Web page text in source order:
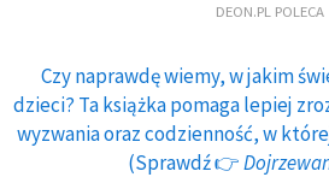
DEON.PL POLECA
Czy naprawdę wiemy, w jakim
dzieci? Ta książka pomaga lepiej
wyzwania oraz codzienność, w
(Sprawdź 👉